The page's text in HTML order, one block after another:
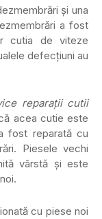
şi una
a fost
cutia de viteze
defecţiuni au
reparaţii cutii
acea cutie este
fost reparată cu
Piesele vechi
vârstă şi este
cu piese noi